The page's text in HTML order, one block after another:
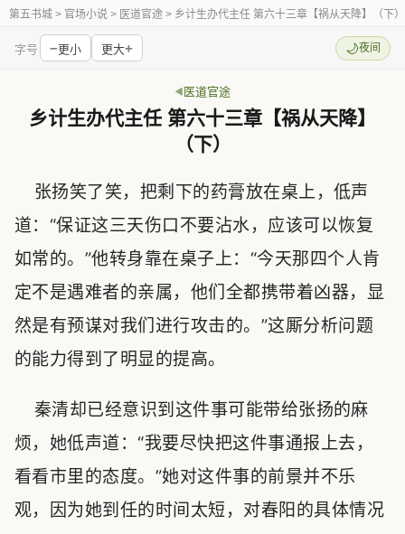
第五书城 > 官场小说 > 医道官途 > 乡计生办代主任 第六十三章【祸从天降】（下）
字号 −更小 更大+ 🌙夜间
医道官途
乡计生办代主任 第六十三章【祸从天降】
（下）
张扬笑了笑，把剩下的药膏放在桌上，低声
道：“保证这三天伤口不要沾水，应该可以恢复
如常的。”他转身靠在桌子上：“今天那四个人肯
定不是遇难者的亲属，他们全都携带着凶器，显
然是有预谋对我们进行攻击的。”这厮分析问题
的能力得到了明显的提高。
秦清却已经意识到这件事可能带给张扬的麻
烦，她低声道：“我要尽快把这件事通报上去，
看看市里的态度。”她对这件事的前景并不乐
观，因为她到任的时间太短，对春阳的具体情况